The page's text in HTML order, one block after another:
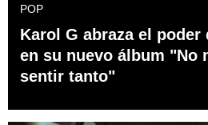
POP
Karol G abraza el
en su nuevo álbum "No
sentir tanto"